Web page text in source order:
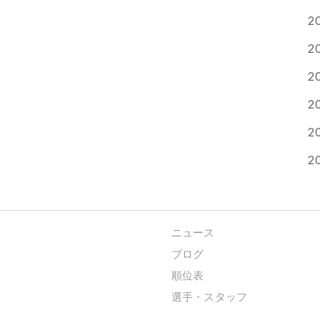
ニュース
ブログ
順位表
選手・スタッフ